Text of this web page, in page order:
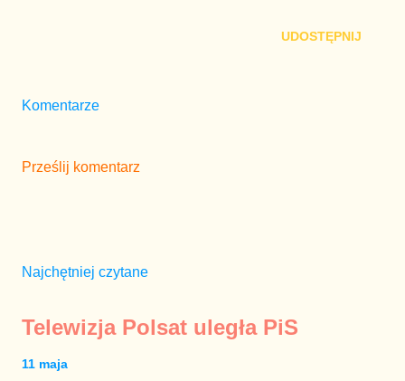
UDOSTĘPNIJ
Komentarze
Prześlij komentarz
Najchętniej czytane
Telewizja Polsat uległa PiS
11 maja